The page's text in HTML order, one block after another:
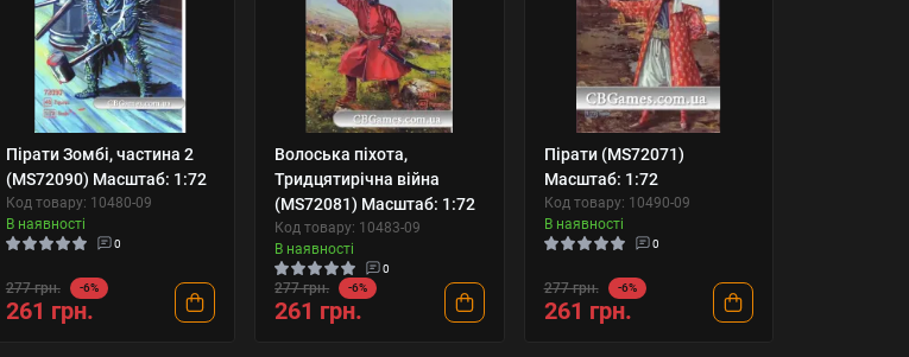
Пірати Зомбі, частина 2
(MS72090) Масштаб: 1:72
Код товару: 10480-09
В наявності
0
277 грн. -6%
261 грн.
Волоська піхота,
Тридцятирічна війна
(MS72081) Масштаб: 1:72
Код товару: 10483-09
В наявності
0
277 грн. -6%
261 грн.
Пірати (MS72071)
Масштаб: 1:72
Код товару: 10490-09
В наявності
0
277 грн. -6%
261 грн.